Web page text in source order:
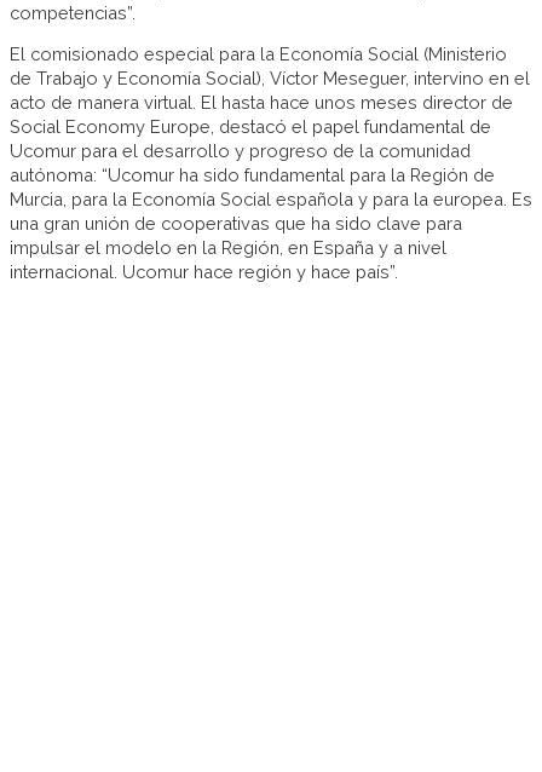
competencias”.
El comisionado especial para la Economía Social (Ministerio
de Trabajo y Economía Social), Víctor Meseguer, intervino en el
acto de manera virtual. El hasta hace unos meses director de
Social Economy Europe, destacó el papel fundamental de
Ucomur para el desarrollo y progreso de la comunidad
autónoma: “Ucomur ha sido fundamental para la Región de
Murcia, para la Economía Social española y para la europea. Es
una gran unión de cooperativas que ha sido clave para
impulsar el modelo en la Región, en España y a nivel
internacional. Ucomur hace región y hace país”.